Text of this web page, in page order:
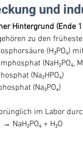
und
Hintergrund (Ende
zu den
(H₃PO₄)
(NaH₂PO₄,
(Na₂HPO₄)
(Na₃PO₄)
im Labor
NaH₂PO₄ + H₂O